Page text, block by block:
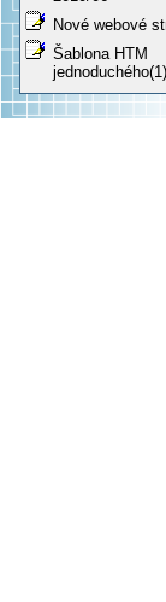
Nové webové
Šablona HTM
jednoduchého(1)